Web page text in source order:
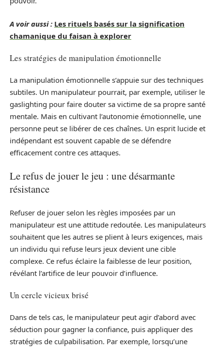
A voir aussi : Les rituels basés sur la signification
chamanique du faisan à explorer
Les stratégies de manipulation émotionnelle
La manipulation émotionnelle s’appuie sur des techniques
subtiles. Un manipulateur pourrait, par exemple, utiliser le
gaslighting pour faire douter sa victime de sa propre santé
mentale. Mais en cultivant l’autonomie émotionnelle, une
personne peut se libérer de ces chaînes. Un esprit lucide et
indépendant est souvent capable de se défendre
efficacement contre ces attaques.
Le refus de jouer le jeu : une désarmante
résistance
Refuser de jouer selon les règles imposées par un
manipulateur est une attitude redoutée. Les manipulateurs
souhaitent que les autres se plient à leurs exigences, mais
un individu qui refuse leurs jeux devient une cible
complexe. Ce refus éclaire la faiblesse de leur position,
révélant l’artifice de leur pouvoir d’influence.
Un cercle vicieux brisé
Dans de tels cas, le manipulateur peut agir d’abord avec
séduction pour gagner la confiance, puis appliquer des
stratégies de culpabilisation. Par exemple, lorsqu’une